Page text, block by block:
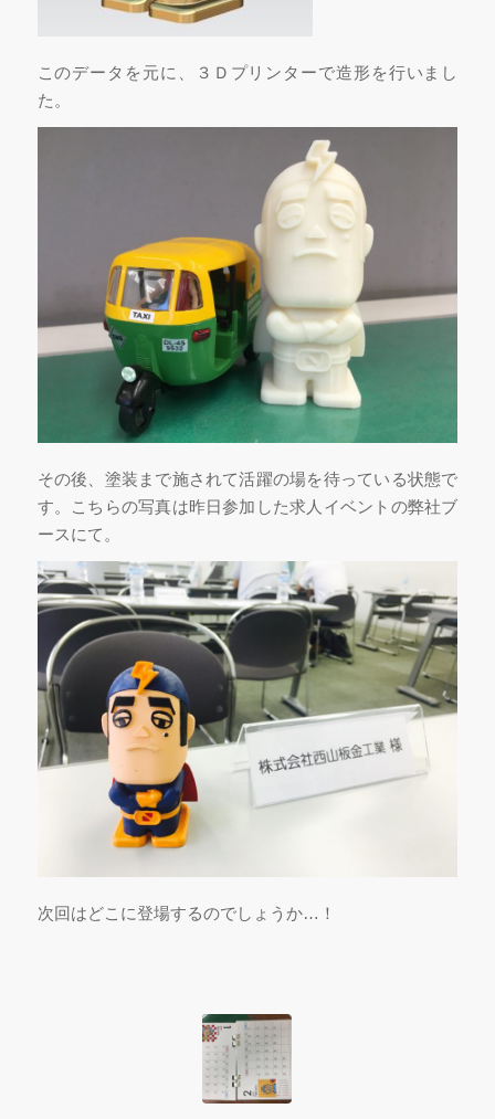
このデータを元に、３Ｄプリンターで造形を行いまし
た。
その後、塗装まで施されて活躍の場を待っている状態で
す。こちらの写真は昨日参加した求人イベントの弊社ブ
ースにて。
次回はどこに登場するのでしょうか…！